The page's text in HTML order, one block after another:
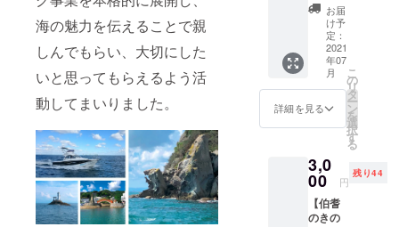
海の魅力を伝えることで親
しんでもらい、大切にした
いと思ってもらえるよう活
動してまいりました。
ルマス
ク1枚】
海を連
想する
柄がモ
チーフ
の手作
りオリ
ジナル
マスク
オリジ
ナルマ
スクに
ついて
・材
お届
け予
定：
2021
年07
月
詳細を見る
こ
の
リ
タ
ー
ン
を
選
択
す
る
3,0
00 円
残り44
【伯耆
のきの